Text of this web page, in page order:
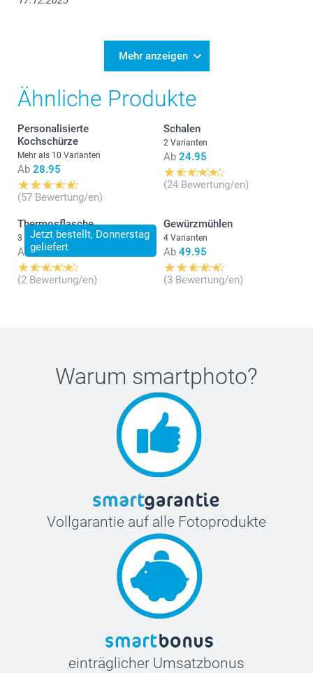
Mehr anzeigen
Ähnliche Produkte
Personalisierte
Kochschürze
Mehr als 10 Varianten
Ab 28.95
(57 Bewertung/en)
Schalen
2 Varianten
Ab 24.95
(24 Bewertung/en)
Jetzt bestellt, Donnerstag
geliefert
Thermosflasche
3 Varianten
Ab 24.95
(2 Bewertung/en)
Gewürzmühlen
4 Varianten
Ab 49.95
(3 Bewertung/en)
Warum smartphoto?
Vollgarantie auf alle Fotoprodukte
einträglicher Umsatzbonus